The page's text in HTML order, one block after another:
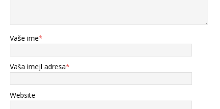
Vaše ime*
Vaša imejl adresa*
Website